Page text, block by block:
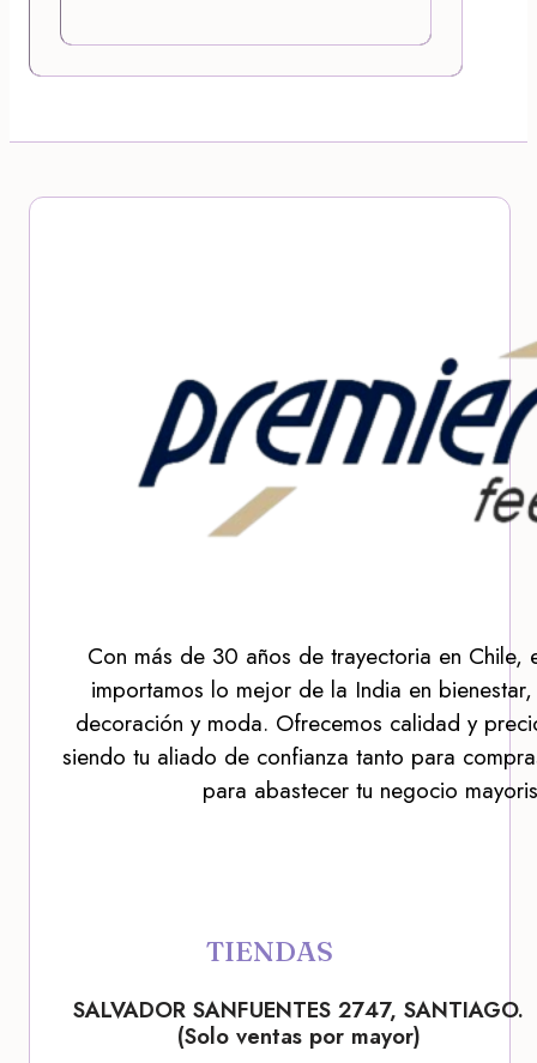
Con más de 30 años de trayectoria en Chile,
importamos lo mejor de la India en
decoración y moda. Ofrecemos calidad y
siendo tu aliado de confianza tanto para
para abastecer tu negocio
TIENDAS
SALVADOR SANFUENTES 2747, SANTIAGO.
(Solo ventas por mayor)